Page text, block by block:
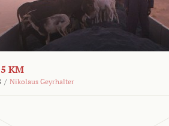
KM
/ Nikolaus Geyrhalter